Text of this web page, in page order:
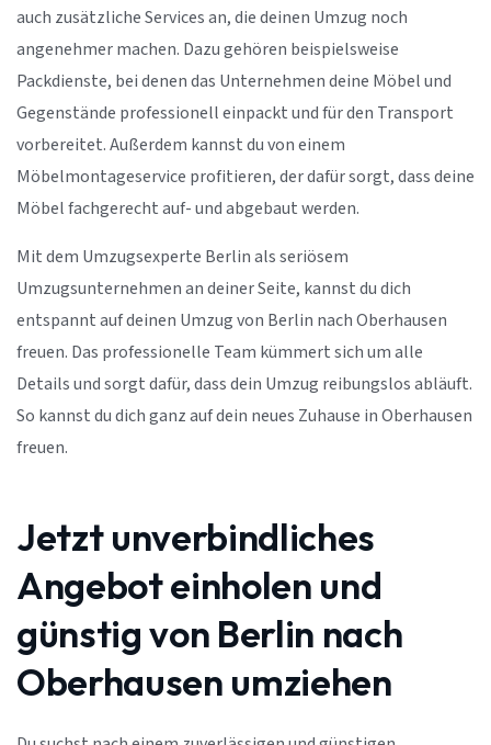
auch zusätzliche Services an, die deinen Umzug noch
angenehmer machen. Dazu gehören beispielsweise
Packdienste, bei denen das Unternehmen deine Möbel und
Gegenstände professionell einpackt und für den Transport
vorbereitet. Außerdem kannst du von einem
Möbelmontageservice profitieren, der dafür sorgt, dass deine
Möbel fachgerecht auf- und abgebaut werden.
Mit dem Umzugsexperte Berlin als seriösem
Umzugsunternehmen an deiner Seite, kannst du dich
entspannt auf deinen Umzug von Berlin nach Oberhausen
freuen. Das professionelle Team kümmert sich um alle
Details und sorgt dafür, dass dein Umzug reibungslos abläuft.
So kannst du dich ganz auf dein neues Zuhause in Oberhausen
freuen.
Jetzt unverbindliches
Angebot einholen und
günstig von Berlin nach
Oberhausen umziehen